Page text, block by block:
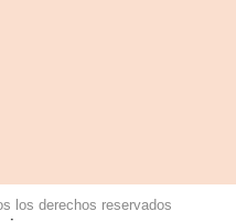
los derechos reservados